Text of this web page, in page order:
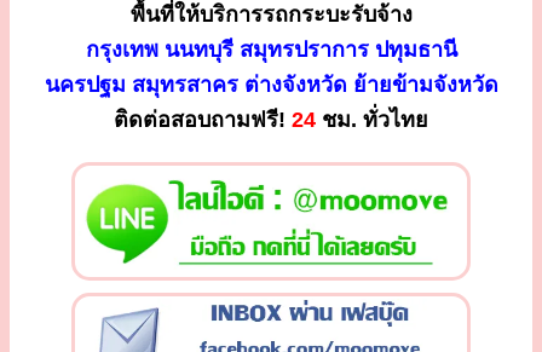
พื้นที่ให้บริการรถกระบะรับจ้าง
กรุงเทพ นนทบุรี สมุทรปราการ ปทุมธานี
นครปฐม สมุทรสาคร ต่างจังหวัด ย้ายข้ามจังหวัด
ติดต่อสอบถามฟรี! 24 ชม. ทั่วไทย